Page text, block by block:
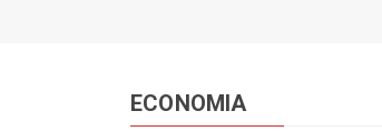
ECONOMIA